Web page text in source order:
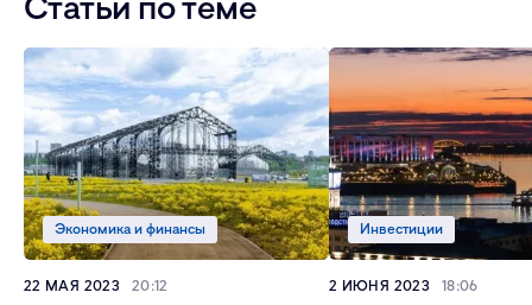
Экономика и финансы
22 МАЯ 2023 20:12
Инвестиции
2 ИЮНЯ 2023 18:06